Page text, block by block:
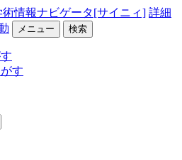
情報ナビゲータ[サイニィ] 詳細
メニュー 検索
す